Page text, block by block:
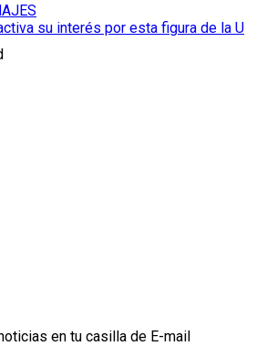
su interés por esta figura de la U
en tu casilla de E-mail